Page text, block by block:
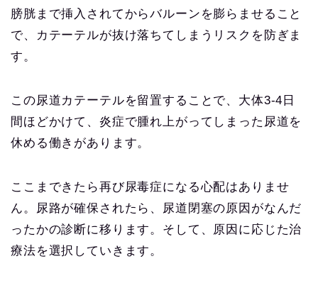
膀胱まで挿入されてからバルーンを膨らませること
で、カテーテルが抜け落ちてしまうリスクを防ぎま
す。
この尿道カテーテルを留置することで、大体3-4日
間ほどかけて、炎症で腫れ上がってしまった尿道を
休める働きがあります。
ここまできたら再び尿毒症になる心配はありませ
ん。尿路が確保されたら、尿道閉塞の原因がなんだ
ったかの診断に移ります。そして、原因に応じた治
療法を選択していきます。